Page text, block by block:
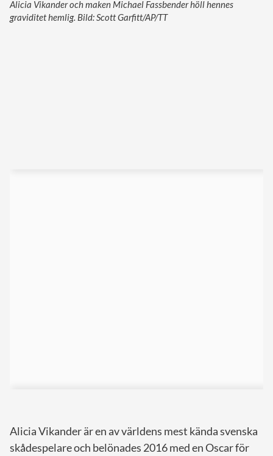
Alicia Vikander och maken Michael Fassbender höll hennes
graviditet hemlig. Bild: Scott Garfitt/AP/TT
Alicia Vikander är en av världens mest kända svenska
skådespelare och belönades 2016 med en Oscar för